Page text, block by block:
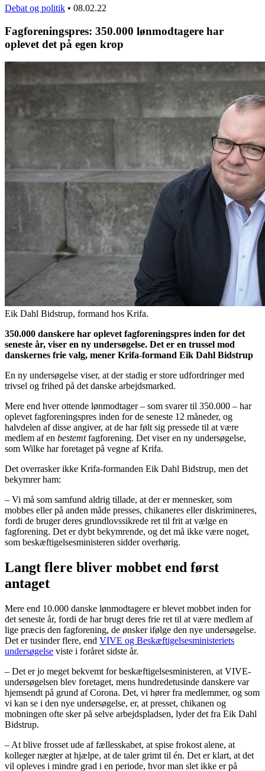
Debat og politik • 08.02.22
Fagforeningspres: 350.000 lønmodtagere har
oplevet det på egen krop
Eik Dahl Bidstrup, formand hos Krifa.
350.000 danskere har oplevet fagforeningspres inden for det
seneste år, viser en ny undersøgelse. Det er en trussel mod
danskernes frie valg, mener Krifa-formand Eik Dahl Bidstrup
En ny undersøgelse viser, at der stadig er store udfordringer med
trivsel og frihed på det danske arbejdsmarked.
Mere end hver ottende lønmodtager – som svarer til 350.000 – har
oplevet fagforeningspres inden for de seneste 12 måneder, og
halvdelen af disse angiver, at de har følt sig pressede til at være
medlem af en bestemtfagforening. Det viser en ny undersøgelse,
som Wilke har foretaget på vegne af Krifa.
Det overrasker ikke Krifa-formanden Eik Dahl Bidstrup, men det
bekymrer ham:
– Vi må som samfund aldrig tillade, at der er mennesker, som
mobbes eller på anden måde presses, chikaneres eller diskrimineres,
fordi de bruger deres grundlovssikrede ret til frit at vælge en
fagforening. Det er dybt bekymrende, og det må ikke være noget,
som beskæftigelsesministeren sidder overhørig.
Langt flere bliver mobbet end først
antaget
Mere end 10.000 danske lønmodtagere er blevet mobbet inden for
det seneste år, fordi de har brugt deres frie ret til at være medlem af
lige præcis den fagforening, de ønsker ifølge den nye undersøgelse.
Det er tusinder flere, end VIVE og Beskæftigelsesministeriets
undersøgelse viste i foråret sidste år.
– Det er jo meget bekvemt for beskæftigelsesministeren, at VIVE-
undersøgelsen blev foretaget, mens hundredetusinde danskere var
hjemsendt på grund af Corona. Det, vi hører fra medlemmer, og som
vi kan se i den nye undersøgelse, er, at presset, chikanen og
mobningen ofte sker på selve arbejdspladsen, lyder det fra Eik Dahl
Bidstrup.
– At blive frosset ude af fællesskabet, at spise frokost alene, at
kolleger nægter at hjælpe, at de taler grimt til én. Det er klart, at det
vil opleves i mindre grad i en periode, hvor man slet ikke er på